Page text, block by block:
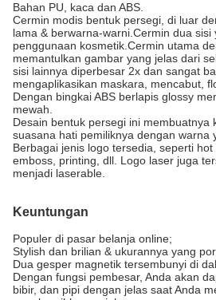
Bahan PU, kaca dan ABS.
Cermin modis bentuk persegi, di luar
lama & berwarna-warni.Cermin dua sisi
penggunaan kosmetik.Cermin utama
memantulkan gambar yang jelas dari
sisi lainnya diperbesar 2x dan sangat
mengaplikasikan maskara, mencabut,
Dengan bingkai ABS berlapis glossy
mewah.
Desain bentuk persegi ini membuatnya
suasana hati pemiliknya dengan warna
Berbagai jenis logo tersedia, seperti
emboss, printing, dll. Logo laser juga
menjadi laserable.
Keuntungan
Populer di pasar belanja online;
Stylish dan brilian & ukurannya yang
Dua gesper magnetik tersembunyi di
Dengan fungsi pembesar, Anda akan
bibir, dan pipi dengan jelas saat Anda